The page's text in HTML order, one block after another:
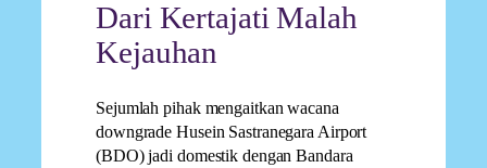
Dari Kertajati Malah
Kejauhan
Sejumlah pihak mengaitkan wacana
downgrade Husein Sastranegara Airport
(BDO) jadi domestik dengan Bandara